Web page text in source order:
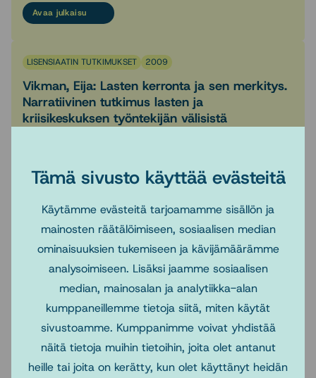
Tämä sivusto käyttää evästeitä
Käytämme evästeitä tarjoamamme sisällön ja
mainosten räätälöimiseen, sosiaalisen median
ominaisuuksien tukemiseen ja kävijämäärämme
analysoimiseen. Lisäksi jaamme sosiaalisen
median, mainosalan ja analytiikka-alan
kumppaneillemme tietoja siitä, miten käytät
sivustoamme. Kumppanimme voivat yhdistää
näitä tietoja muihin tietoihin, joita olet antanut
heille tai joita on kerätty, kun olet käyttänyt heidän
Avaa julkaisu
LISENSIAATIN TUTKIMUKSET 2009
Vikman, Eija: Lasten kerronta ja sen merkitys.
Narratiivinen tutkimus lasten ja
kriisikeskuksen työntekijän välisistä
Avaa julkaisu
LISENSIAATIN TUTKIMUKSET 2008
Koisti-Auer, Anna-
Liisa: Sukulaissijaisvanhemmuuden profiili.
Lapsi- ja nuorisososiaalityön
erikoisala. Tampereen yliopisto. 2008.
Julkaisija: Pesäpuu ry, Lastensuojelun
erityisosaamisen keskus. Tutkimuksia
1/2008. Lisätietoja/tilattavissa: